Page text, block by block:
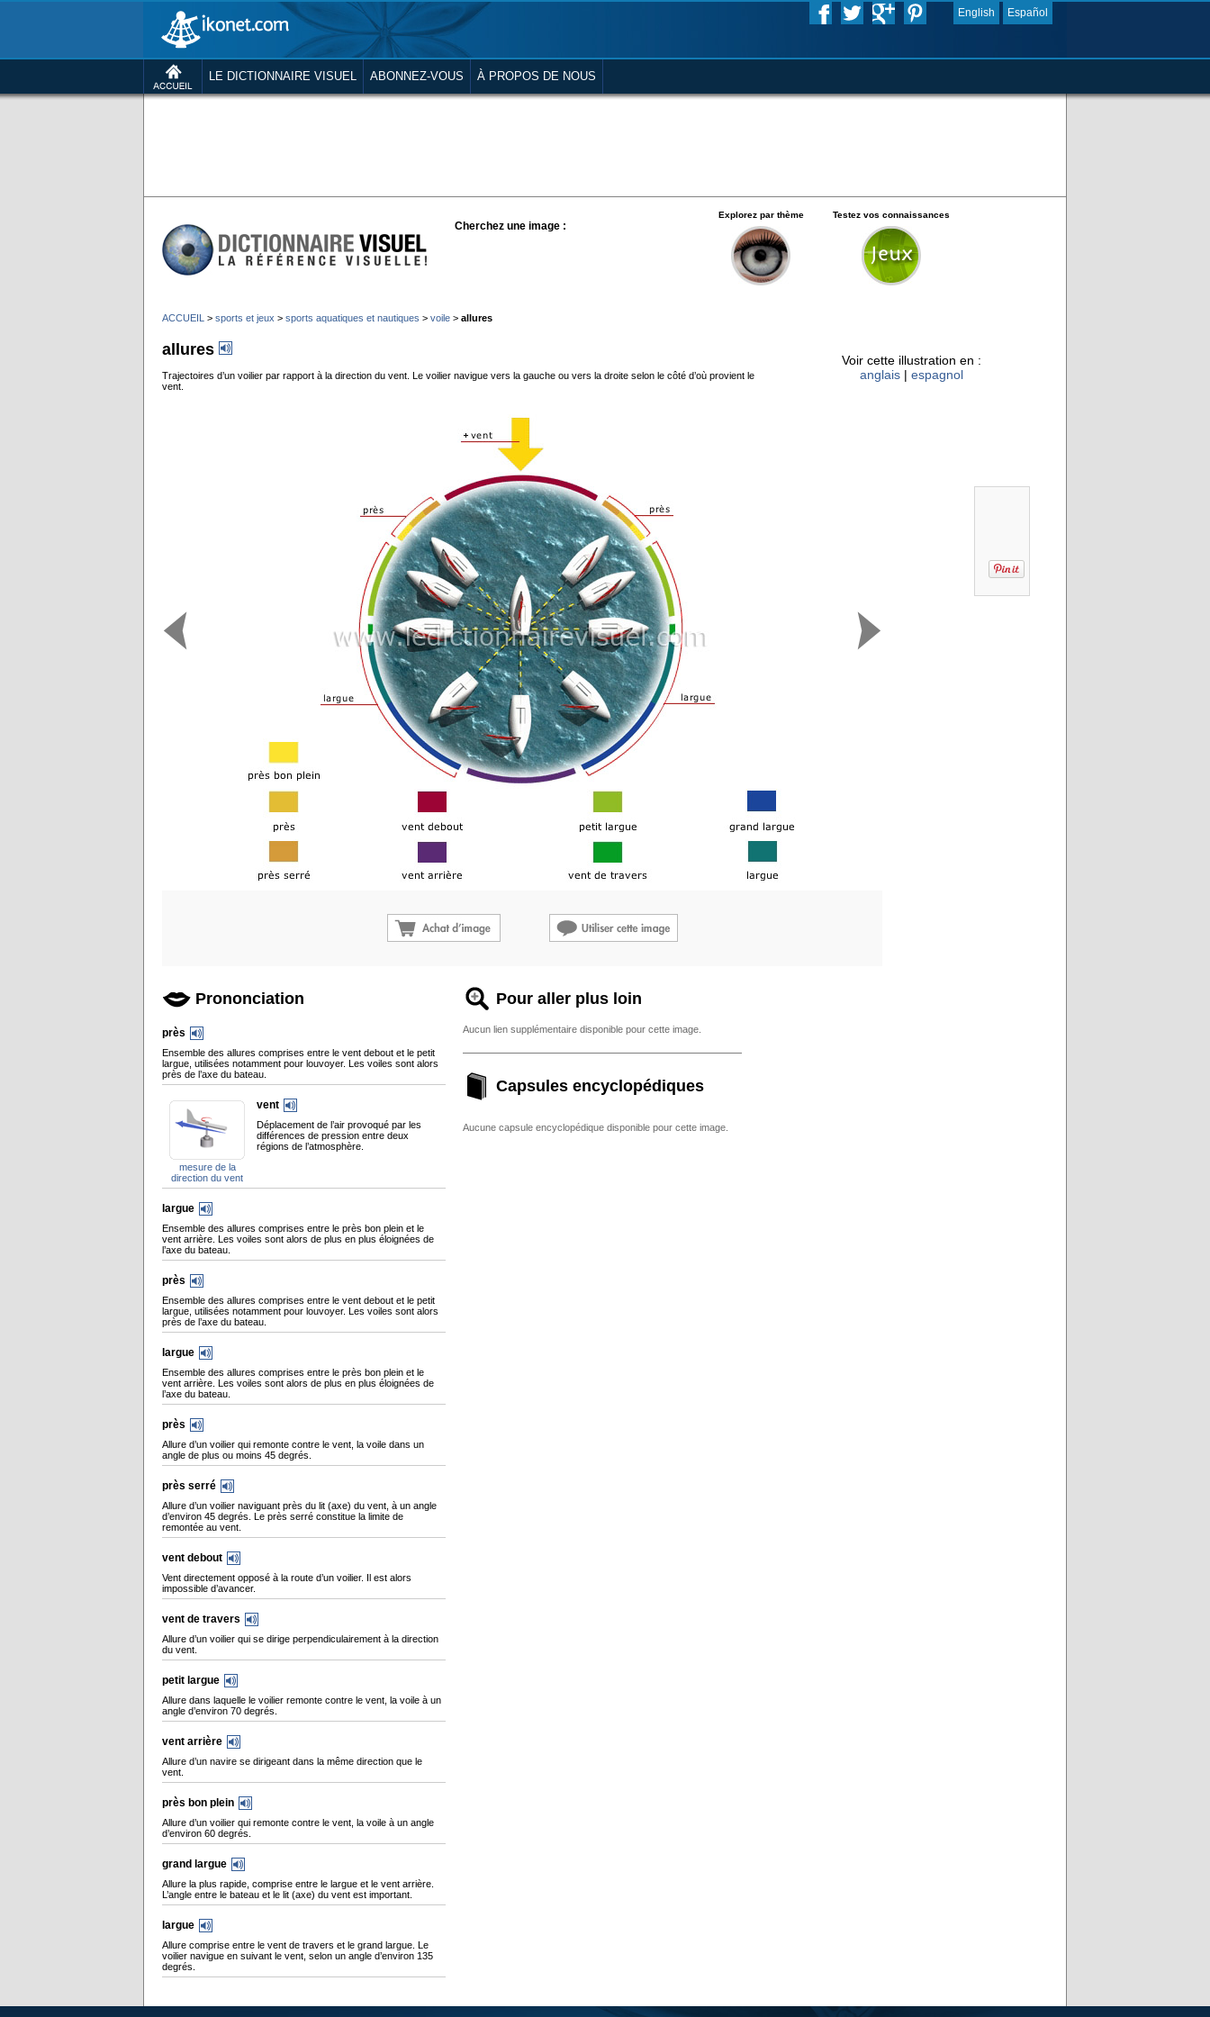
English Español
LE DICTIONNAIRE VISUEL ABONNEZ-VOUS À PROPOS DE NOUS
Cherchez une image :
Explorez par thème Testez vos connaissances
ACCUEIL > sports et jeux > sports aquatiques et nautiques > voile > allures
allures
Trajectoires d’un voilier par rapport à la direction du vent. Le voilier navigue vers la gauche ou vers la droite selon le côté d’où provient le
vent.
Voir cette illustration en :
anglais | espagnol
Prononciation
près
Ensemble des allures comprises entre le vent debout et le petit
largue, utilisées notamment pour louvoyer. Les voiles sont alors
près de l’axe du bateau.
mesure de la
direction du vent
vent
Déplacement de l’air provoqué par les
différences de pression entre deux
régions de l’atmosphère.
largue
Ensemble des allures comprises entre le près bon plein et le
vent arrière. Les voiles sont alors de plus en plus éloignées de
l’axe du bateau.
près
Ensemble des allures comprises entre le vent debout et le petit
largue, utilisées notamment pour louvoyer. Les voiles sont alors
près de l’axe du bateau.
largue
Ensemble des allures comprises entre le près bon plein et le
vent arrière. Les voiles sont alors de plus en plus éloignées de
l’axe du bateau.
près
Allure d’un voilier qui remonte contre le vent, la voile dans un
angle de plus ou moins 45 degrés.
près serré
Allure d’un voilier naviguant près du lit (axe) du vent, à un angle
d’environ 45 degrés. Le près serré constitue la limite de
remontée au vent.
vent debout
Vent directement opposé à la route d’un voilier. Il est alors
impossible d’avancer.
vent de travers
Allure d’un voilier qui se dirige perpendiculairement à la direction
du vent.
petit largue
Allure dans laquelle le voilier remonte contre le vent, la voile à un
angle d’environ 70 degrés.
vent arrière
Allure d’un navire se dirigeant dans la même direction que le
vent.
près bon plein
Allure d’un voilier qui remonte contre le vent, la voile à un angle
d’environ 60 degrés.
grand largue
Allure la plus rapide, comprise entre le largue et le vent arrière.
L’angle entre le bateau et le lit (axe) du vent est important.
largue
Allure comprise entre le vent de travers et le grand largue. Le
voilier navigue en suivant le vent, selon un angle d’environ 135
degrés.
Pour aller plus loin
Aucun lien supplémentaire disponible pour cette image.
Capsules encyclopédiques
Aucune capsule encyclopédique disponible pour cette image.